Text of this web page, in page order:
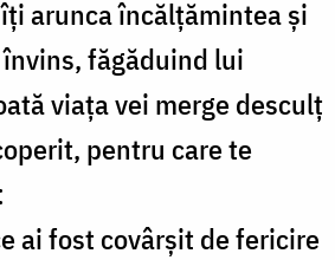
arunca încălțămintea și
făgăduind lui
viața vei merge desculț
pentru care te
ai fost covârșit de fericire